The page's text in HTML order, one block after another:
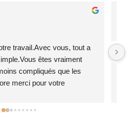
disponible et à disposition
abîtué à donner des avis
ils m’ont totalement surpris
et leur